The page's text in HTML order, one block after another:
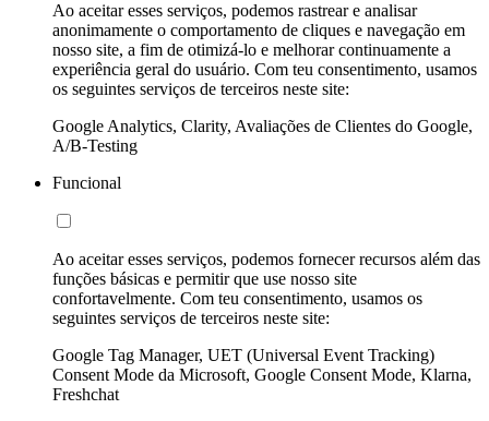
Ao aceitar esses serviços, podemos rastrear e analisar
anonimamente o comportamento de cliques e navegação em
nosso site, a fim de otimizá-lo e melhorar continuamente a
experiência geral do usuário. Com teu consentimento, usamos
os seguintes serviços de terceiros neste site:
Google Analytics, Clarity, Avaliações de Clientes do Google,
A/B-Testing
Funcional
Ao aceitar esses serviços, podemos fornecer recursos além das
funções básicas e permitir que use nosso site
confortavelmente. Com teu consentimento, usamos os
seguintes serviços de terceiros neste site:
Google Tag Manager, UET (Universal Event Tracking)
Consent Mode da Microsoft, Google Consent Mode, Klarna,
Freshchat